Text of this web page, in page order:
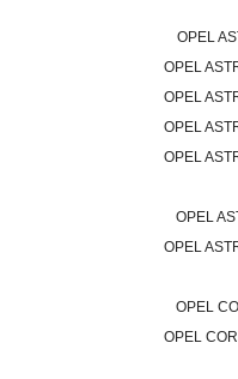
OPEL
OPEL
OPEL
OPEL
OPEL
OPEL
OPEL
OPEL
OPEL